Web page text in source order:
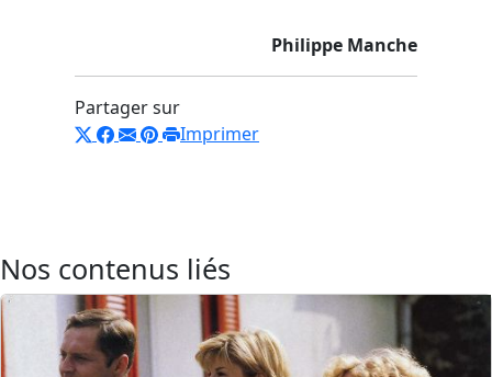
Philippe Manche
Partager sur
Imprimer
Nos contenus liés